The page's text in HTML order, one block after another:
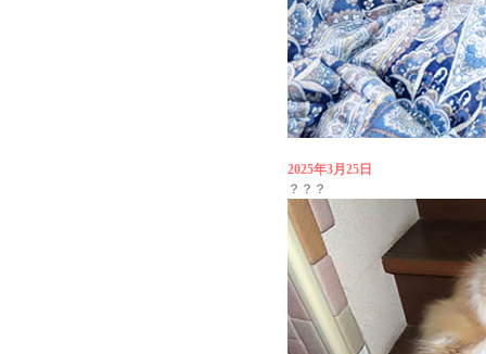
2025年3月25日
？？？